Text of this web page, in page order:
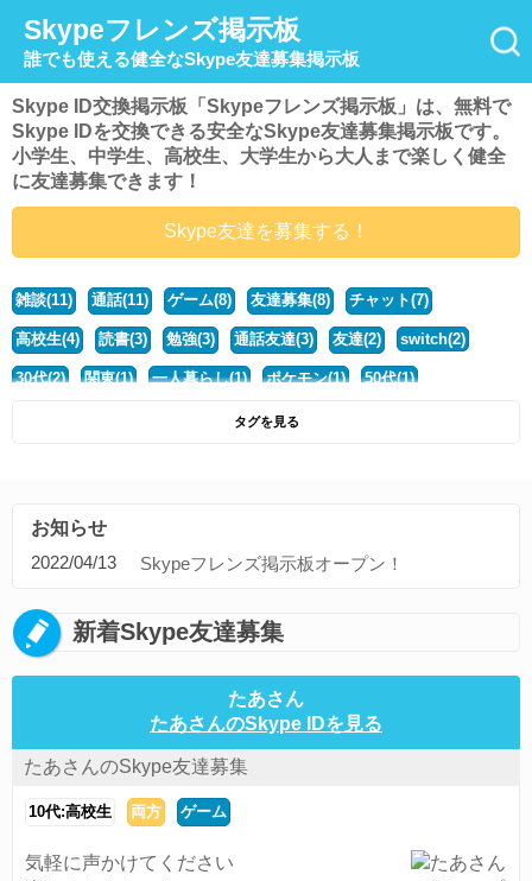
Skypeフレンズ掲示板
誰でも使える健全なSkype友達募集掲示板
Skype ID交換掲示板「Skypeフレンズ掲示板」は、無料で
Skype IDを交換できる安全なSkype友達募集掲示板です。
小学生、中学生、高校生、大学生から大人まで楽しく健全
に友達募集できます！
Skype友達を募集する！
雑談(11) 通話(11) ゲーム(8) 友達募集(8) チャット(7)
高校生(4) 読書(3) 勉強(3) 通話友達(3) 友達(2) switch(2)
30代(2) 関東(1) 一人暮らし(1) ポケモン(1) 50代(1)
中学生(1) ポケモンsv(1)
ディズニードリームライトバレー(1)
ブルプロ(1) 募集(1) アニメ(1) プロ野球(1) ボカロ(1)
中日ドラゴンズ(1)
すべてのタグを見る
タグを見る
お知らせ
2022/04/13 Skypeフレンズ掲示板オープン！
新着Skype友達募集
たあさん
たあさんのSkype IDを見る
たあさんのSkype友達募集
10代:高校生 両方 ゲーム
気軽に声かけてください